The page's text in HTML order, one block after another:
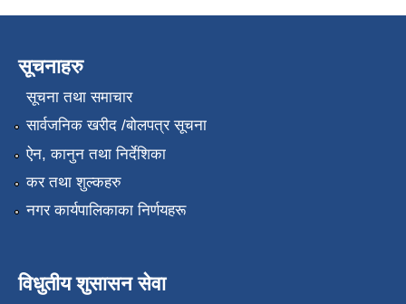
सूचनाहरु
सूचना तथा समाचार
सार्वजनिक खरीद /बोलपत्र सूचना
ऐन, कानुन तथा निर्देशिका
कर तथा शुल्कहरु
नगर कार्यपालिकाका निर्णयहरू
विधुतीय शुसासन सेवा